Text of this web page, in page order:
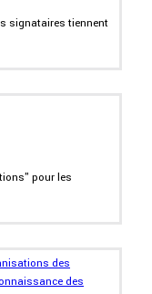
signataires tiennent
pour les